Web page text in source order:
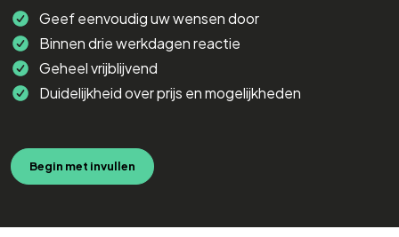
Geef eenvoudig uw wensen door
Binnen drie werkdagen reactie
Geheel vrijblijvend
Duidelijkheid over prijs en mogelijkheden
Begin met invullen